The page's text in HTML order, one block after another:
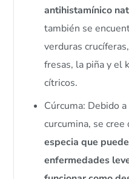
antihistamínico
también se
verduras
fresas, la piña y el
cítricos.
Cúrcuma: Debido
curcumina, se cree
especia que
enfermedades